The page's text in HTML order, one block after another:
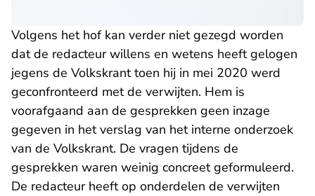
Volgens het hof kan verder niet gezegd worden
dat de redacteur willens en wetens heeft gelogen
jegens de Volkskrant toen hij in mei 2020 werd
geconfronteerd met de verwijten. Hem is
voorafgaand aan de gesprekken geen inzage
gegeven in het verslag van het interne onderzoek
van de Volkskrant. De vragen tijdens de
gesprekken waren weinig concreet geformuleerd.
De redacteur heeft op onderdelen de verwijten